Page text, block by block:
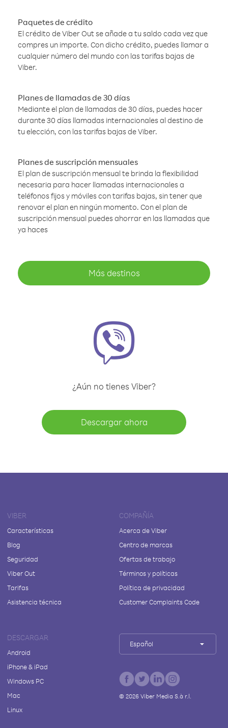
Paquetes de crédito
El crédito de Viber Out se añade a tu saldo cada vez que
compres un importe. Con dicho crédito, puedes llamar a
cualquier número del mundo con las tarifas bajas de
Viber.
Planes de llamadas de 30 días
Mediante el plan de llamadas de 30 días, puedes hacer
durante 30 días llamadas internacionales al destino de
tu elección, con las tarifas bajas de Viber.
Planes de suscripción mensuales
El plan de suscripción mensual te brinda la flexibilidad
necesaria para hacer llamadas internacionales a
teléfonos fijos y móviles con tarifas bajas, sin tener que
renovar el plan en ningún momento. Con el plan de
suscripción mensual puedes ahorrar en las llamadas que
ya haces
Más destinos
¿Aún no tienes Viber?
Descargar ahora
VIBER
Características
Blog
Seguridad
Viber Out
Tarifas
Asistencia técnica
COMPAÑÍA
Acerca de Viber
Centro de marcas
Ofertas de trabajo
Términos y políticas
Política de privacidad
Customer Complaints Code
DESCARGAR
Android
iPhone & iPad
Windows PC
Mac
Linux
Español
© 2026Viber Media S.à r.l.